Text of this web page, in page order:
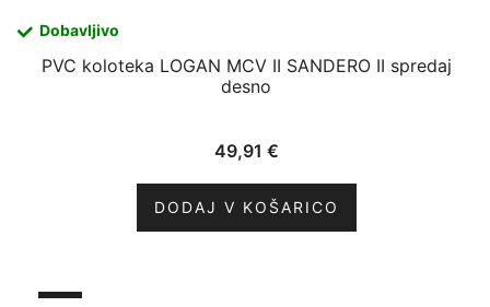
Dobavljivo
PVC koloteka LOGAN MCV II SANDERO II spredaj
desno
49,91 €
DODAJ V KOŠARICO